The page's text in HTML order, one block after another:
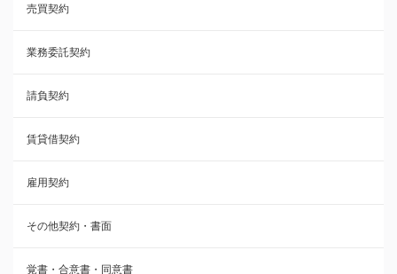
承諾書
雇用契約
その他契約・書面
売買契約
株主総会議事録・関連書類
請負契約
売買契約
業務委託契約
請負契約
賃貸借契約
雇用契約
その他契約・書面
覚書・合意書・同意書